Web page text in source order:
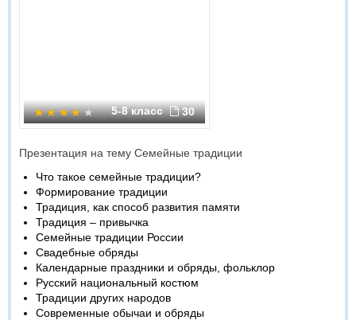
5-8 класс 30
Презентация на тему Семейные традиции
Что такое семейные традиции?
Формирование традиции
Традиция, как способ развития памяти
Традиция – привычка
Семейные традиции России
Свадебные обряды
Календарные праздники и обряды, фольклор
Русский национальный костюм
Традиции других народов
Современные обычаи и обряды